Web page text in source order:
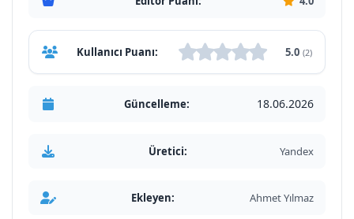
Kullanıcı Puanı: 5.0 (2)
Güncelleme: 18.06.2026
Üretici: Yandex
Ekleyen: Ahmet Yılmaz